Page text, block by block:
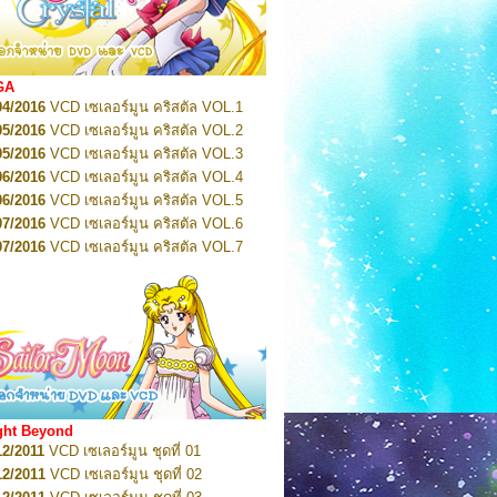
Pretty Guardian Sailor Moon Eternal
1
Pretty Guardian Sailor Moon Eternal
2
Pretty Guardian Sailor Moon Eternal
3
Pretty Guardian Sailor Moon Eternal
4
Pretty Guardian Sailor Moon Eternal
5
Pretty Guardian Sailor Moon Eternal
6
Pretty Guardian Sailor Moon Eternal
7
Pretty Guardian Sailor Moon Eternal
Pretty Guardian Sailor Moon Eternal
Pretty Guardian Sailor Moon Eternal
10
2026Code Name: Sailor V 1
2026Code Name: Sailor V 2
2016 VCD เซเลอร์มูน คริสตัล VOL.1
2016 VCD เซเลอร์มูน คริสตัล VOL.2
2016 VCD เซเลอร์มูน คริสตัล VOL.3
2016 VCD เซเลอร์มูน คริสตัล VOL.4
2016 VCD เซเลอร์มูน คริสตัล VOL.5
2016 VCD เซเลอร์มูน คริสตัล VOL.6
2016 VCD เซเลอร์มูน คริสตัล VOL.7
VCD เซเลอร์มูน คริสตัล VOL.9
VCD เซเลอร์มูน คริสตัล VOL.10
2016
VCD เซเลอร์มูน คริสตัล VOL.11
2016VCD เซเลอร์มูน คริสตัล VOL.12
2016VCD เซเลอร์มูน คริสตัล VOL.13
2016 DVD เซเลอร์มูน คริสตัล VOL.1
2016DVD เซเลอร์มูน คริสตัล VOL.2
2016 DVD เซเลอร์มูน คริสตัล VOL.3
2016 DVD เซเลอร์มูน คริสตัล VOL.4
Beyond
2011 VCD เซเลอร์มูน ชุดที่ 01
2011 VCD เซเลอร์มูน ชุดที่ 02